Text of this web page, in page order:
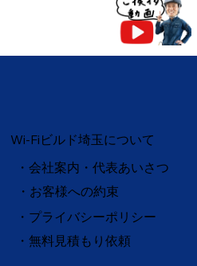
Wi-Fiビルド埼玉について
・会社案内・代表あいさつ
・お客様への約束
・プライバシーポリシー
・無料見積もり依頼